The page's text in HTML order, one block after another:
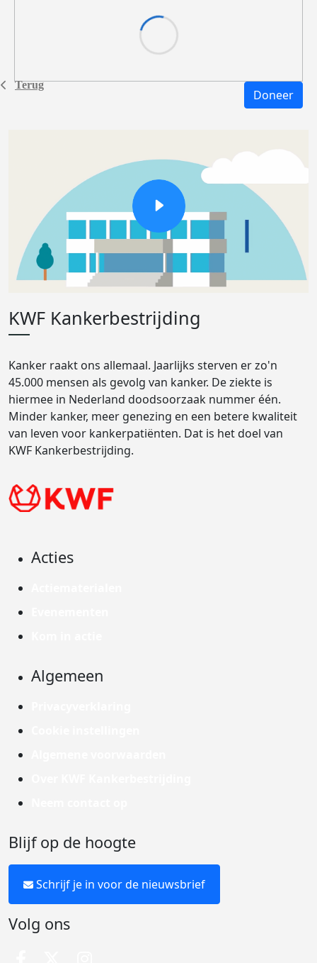
Terug
Doneer
KWF Kankerbestrijding
Kanker raakt ons allemaal. Jaarlijks sterven er zo'n
45.000 mensen als gevolg van kanker. De ziekte is
hiermee in Nederland doodsoorzaak nummer één.
Minder kanker, meer genezing en een betere kwaliteit
van leven voor kankerpatiënten. Dat is het doel van
KWF Kankerbestrijding.
Acties
Algemeen
Blijf op de hoogte
Schrijf je in voor de nieuwsbrief
Volg ons